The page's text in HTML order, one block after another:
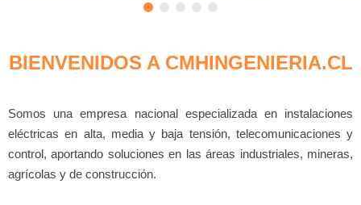
BIENVENIDOS A CMHINGENIERIA.CL
Somos una empresa nacional especializada en instalaciones
eléctricas en alta, media y baja tensión, telecomunicaciones y
control, aportando soluciones en las áreas industriales, mineras,
agrícolas y de construcción.